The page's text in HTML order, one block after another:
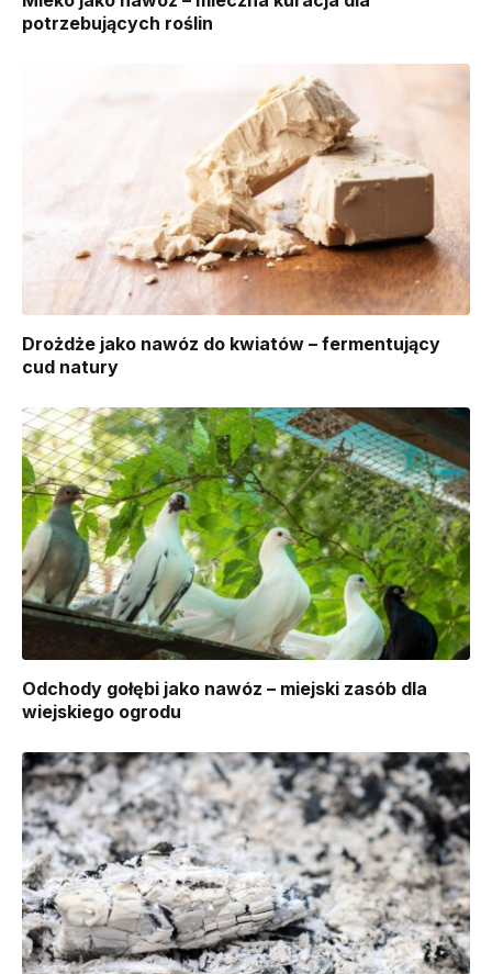
potrzebujących roślin
Drożdże jako nawóz do kwiatów – fermentujący
cud natury
Odchody gołębi jako nawóz – miejski zasób dla
wiejskiego ogrodu